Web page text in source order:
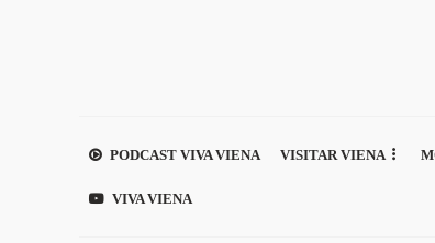
PODCAST VIVA VIENA VISITAR VIENA
VIVA VIENA